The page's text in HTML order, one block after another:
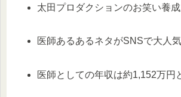
太田プロダクションのお笑い養
医師あるあるネタがSNSで大人
医師としての年収は約1,152万円